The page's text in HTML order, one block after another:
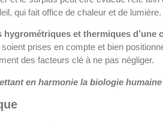
qui fait office de chaleur et de lumière.
et thermiques
prises en compte et bien
des facteurs clé à ne pas négliger.
en harmonie la biologie